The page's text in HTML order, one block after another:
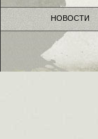
НОВОСТИ